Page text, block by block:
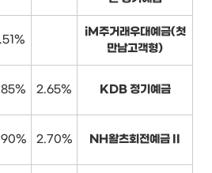
iM주거래우대예금(첫
만남고객형)
2.65% KDB 정기예금
2.70% NH왈츠회전예금 II